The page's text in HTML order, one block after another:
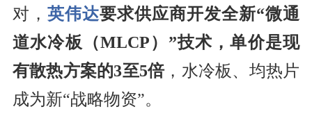
对， 英伟达要求供应商开发全新“微通
道水冷板（MLCP）”技术，单价是现
有散热方案的3至5倍，水冷板、均热片
成为新“战略物资”。